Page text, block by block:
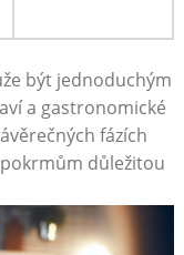
být jednoduchým
a gastronomické
fázích
důležitou